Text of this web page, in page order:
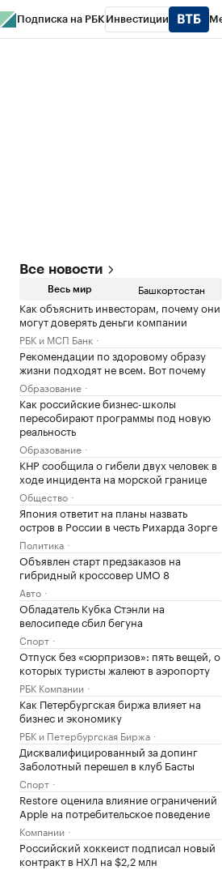
Подписка на РБК Инвестиции
Все новости
Весь мир Башкортостан
Как объяснить инвесторам, почему они
могут доверять деньги компании
РБК и МСП Банк
Рекомендации по здоровому образу
жизни подходят не всем. Вот почему
Образование
Как российские бизнес-школы
пересобирают программы под новую
реальность
Образование
КНР сообщила о гибели двух человек в
ходе инцидента на морской границе
Общество
Япония ответит на планы назвать
остров в России в честь Рихарда Зорге
Политика
Объявлен старт предзаказов на
гибридный кроссовер UMO 8
Авто
Обладатель Кубка Стэнли на
велосипеде сбил бегуна
Спорт
Отпуск без «сюрпризов»: пять вещей, о
которых туристы жалеют в аэропорту
РБК Компании
Как Петербургская биржа влияет на
бизнес и экономику
РБК и Петербургская Биржа
Дисквалифицированный за допинг
Заболотный перешел в клуб Басты
Спорт
Restore оценила влияние ограничений
Apple на потребительское поведение
Компании
Российский хоккеист подписал новый
контракт в НХЛ на $2,2 млн